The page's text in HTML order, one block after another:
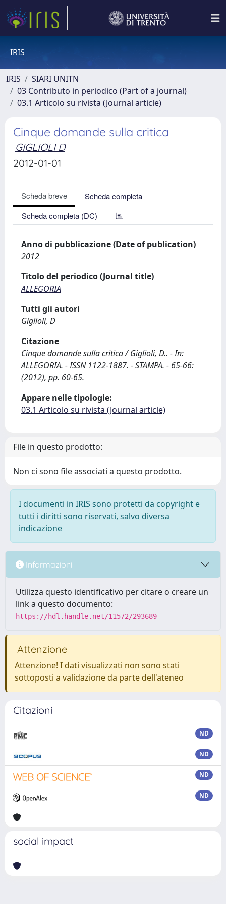
IRIS
IRIS
SIARI UNITN
03 Contributo in periodico (Part of a journal)
03.1 Articolo su rivista (Journal article)
Cinque domande sulla critica
GIGLIOLI D
2012-01-01
Scheda breve
Scheda completa
Scheda completa (DC)
Anno di pubblicazione (Date of publication)
2012
Titolo del periodico (Journal title)
ALLEGORIA
Tutti gli autori
Giglioli, D
Citazione
Cinque domande sulla critica / Giglioli, D.. - In:
ALLEGORIA. - ISSN 1122-1887. - STAMPA. - 65-66:
(2012), pp. 60-65.
Appare nelle tipologie:
03.1 Articolo su rivista (Journal article)
File in questo prodotto:
Non ci sono file associati a questo prodotto.
I documenti in IRIS sono protetti da copyright e
tutti i diritti sono riservati, salvo diversa
indicazione
Informazioni
Utilizza questo identificativo per citare o creare un
link a questo documento:
https://hdl.handle.net/11572/293689
Attenzione
Attenzione! I dati visualizzati non sono stati
sottoposti a validazione da parte dell'ateneo
Citazioni
ND
ND
ND
ND
social impact